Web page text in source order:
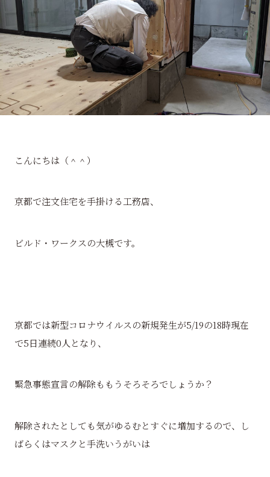
こんにちは（＾＾）
京都で注文住宅を手掛ける工務店、
ビルド・ワークスの大槻です。
京都では新型コロナウイルスの新規発生が5/19の18時現在
で5日連続0人となり、
緊急事態宣言の解除ももうそろそろでしょうか？
解除されたとしても気がゆるむとすぐに増加するので、し
ばらくはマスクと手洗いうがいは